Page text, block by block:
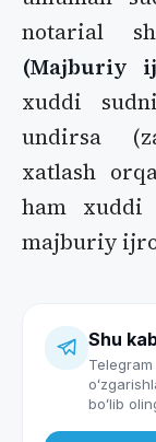
notarial
(Majburiy
xuddi
undirsa
xatlash
ham xuddi
majburiy
Shu
boʻlib